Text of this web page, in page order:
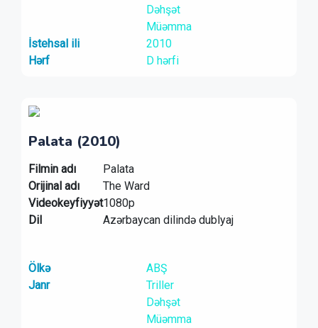
Dəhşət
Müəmma
İstehsal ili
2010
Hərf
D hərfi
Palata (2010)
Filmin adı
Palata
Orijinal adı
The Ward
Videokeyfiyyət1080p
Dil
Azərbaycan dilində dublyaj
Ölkə
ABŞ
Janr
Triller
Dəhşət
Müəmma